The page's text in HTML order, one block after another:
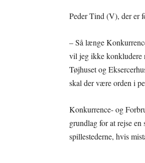
Peder Tind (V), der er
– Så længe
vil jeg ikke konkludere
Tøjhuset og
skal der være orden i
Konkurrence- og
grundlag for at rejse
spillestederne, hvis